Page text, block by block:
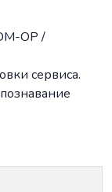
OP /
сервиса.